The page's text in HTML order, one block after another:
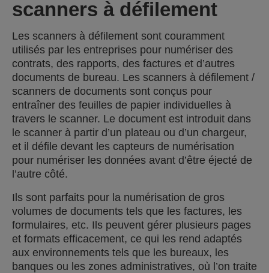
scanners à défilement
Les scanners à défilement sont couramment
utilisés par les entreprises pour numériser des
contrats, des rapports, des factures et d’autres
documents de bureau. Les scanners à défilement /
scanners de documents sont conçus pour
entraîner des feuilles de papier individuelles à
travers le scanner. Le document est introduit dans
le scanner à partir d’un plateau ou d’un chargeur,
et il défile devant les capteurs de numérisation
pour numériser les données avant d’être éjecté de
l’autre côté.
Ils sont parfaits pour la numérisation de gros
volumes de documents tels que les factures, les
formulaires, etc. Ils peuvent gérer plusieurs pages
et formats efficacement, ce qui les rend adaptés
aux environnements tels que les bureaux, les
banques ou les zones administratives, où l’on traite